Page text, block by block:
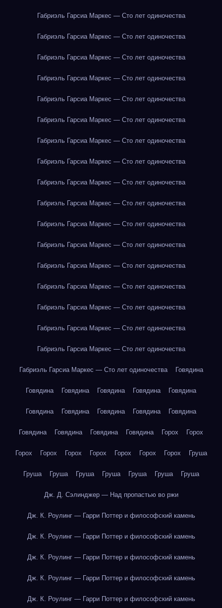
Габриэль Гарсиа Маркес — Сто лет одиночества
Габриэль Гарсиа Маркес — Сто лет одиночества
Габриэль Гарсиа Маркес — Сто лет одиночества
Габриэль Гарсиа Маркес — Сто лет одиночества
Габриэль Гарсиа Маркес — Сто лет одиночества
Габриэль Гарсиа Маркес — Сто лет одиночества
Габриэль Гарсиа Маркес — Сто лет одиночества
Габриэль Гарсиа Маркес — Сто лет одиночества
Габриэль Гарсиа Маркес — Сто лет одиночества
Габриэль Гарсиа Маркес — Сто лет одиночества
Габриэль Гарсиа Маркес — Сто лет одиночества
Габриэль Гарсиа Маркес — Сто лет одиночества
Габриэль Гарсиа Маркес — Сто лет одиночества
Габриэль Гарсиа Маркес — Сто лет одиночества
Габриэль Гарсиа Маркес — Сто лет одиночества
Габриэль Гарсиа Маркес — Сто лет одиночества
Габриэль Гарсиа Маркес — Сто лет одиночества
Габриэль Гарсиа Маркес — Сто лет одиночества Говядина
Говядина Говядина Говядина Говядина Говядина
Говядина Говядина Говядина Говядина Говядина
Говядина Говядина Говядина Говядина Горох Горох
Горох Горох Горох Горох Горох Горох Горох Груша
Груша Груша Груша Груша Груша Груша Груша
Дж. Д. Сэлинджер — Над пропастью во ржи
Дж. К. Роулинг — Гарри Поттер и философский камень
Дж. К. Роулинг — Гарри Поттер и философский камень
Дж. К. Роулинг — Гарри Поттер и философский камень
Дж. К. Роулинг — Гарри Поттер и философский камень
Дж. К. Роулинг — Гарри Поттер и философский камень